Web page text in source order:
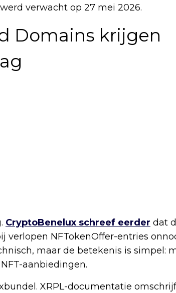
verwacht op 27 mei 2026.
Domains krijgen
CryptoBenelux schreef eerder dat
NFTokenOffer-entries
maar de betekenis is simpel:
aanbiedingen.
XRPL-documentatie